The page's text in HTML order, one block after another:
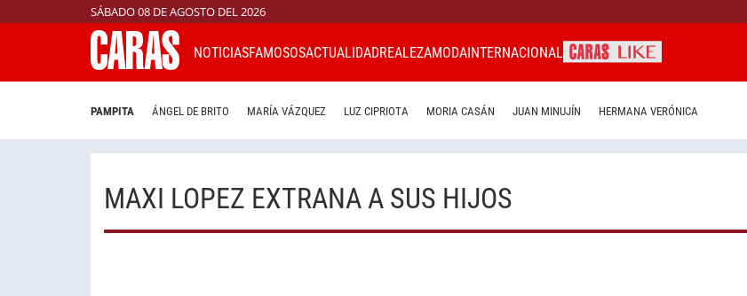
SÁBADO 08 DE AGOSTO DEL 2026
NOTICIASFAMOSOSACTUALIDADREALEZAMODAINTERNACIONAL
PAMPITA ÁNGEL DE BRITO MARÍA VÁZQUEZ LUZ CIPRIOTA MORIA CASÁN JUAN MINUJÍN HERMANA VERÓNICA
MAXI LOPEZ EXTRANA A SUS HIJOS